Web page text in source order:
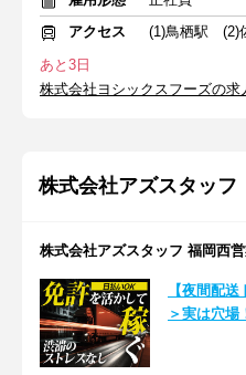
アクセス
あと3日
株式会社ヨシックスフーズの求
株式会社アズスタッフ
株式会社アズスタッフ 福岡西
【夜間配
＞実は穴場